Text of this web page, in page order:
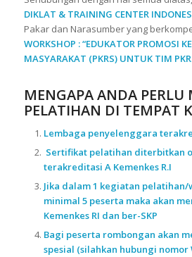
DIKLAT & TRAINING CENTER
Pakar dan Narasumber yang
WORKSHOP : “EDUKATOR PROMOSI
MASYARAKAT (PKRS) UNTUK TIM
MENGAPA ANDA PERLU
PELATIHAN DI TEMPAT
Lembaga penyelenggara
Sertifikat pelatihan diterbitkan
terakreditasi A Kemenkes R.I
Jika dalam 1 kegiatan
minimal 5 peserta maka akan
Kemenkes RI dan ber-SKP
Bagi peserta rombongan akan
spesial (silahkan hubungi nomor